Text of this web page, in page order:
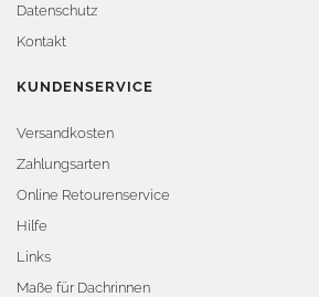
Datenschutz
Kontakt
KUNDENSERVICE
Versandkosten
Zahlungsarten
Online Retourenservice
Hilfe
Links
Maße für Dachrinnen